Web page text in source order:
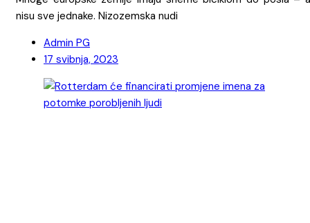
nisu sve jednake. Nizozemska nudi
Admin PG
17 svibnja, 2023